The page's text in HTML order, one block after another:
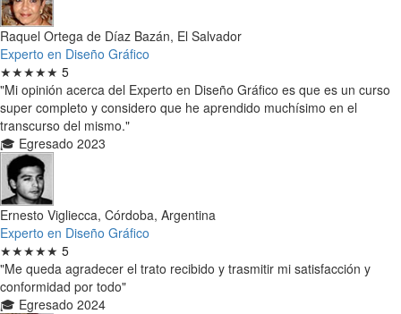
Raquel Ortega de Díaz Bazán, El Salvador
Experto en Diseño Gráfico
★★★★★ 5
"Mi opinión acerca del Experto en Diseño Gráfico es que es un curso
super completo y considero que he aprendido muchísimo en el
transcurso del mismo."
🎓 Egresado 2023
Ernesto Vigliecca, Córdoba, Argentina
Experto en Diseño Gráfico
★★★★★ 5
"Me queda agradecer el trato recibido y trasmitir mi satisfacción y
conformidad por todo"
🎓 Egresado 2024